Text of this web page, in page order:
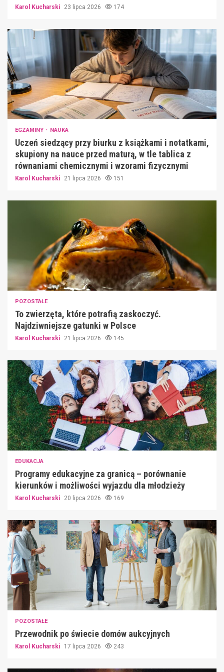
Karol Kucharski 23 lipca 2026 174
EGZAMINY NAUKA
Uczeń siedzący przy biurku z książkami i notatkami,
skupiony na nauce przed maturą, w tle tablica z
równaniami chemicznymi i wzorami fizycznymi
Karol Kucharski 21 lipca 2026 151
POZOSTAŁE
To zwierzęta, które potrafią zaskoczyć.
Najdziwniejsze gatunki w Polsce
Karol Kucharski 21 lipca 2026 145
EDUKACJA
Programy edukacyjne za granicą – porównanie
kierunków i możliwości wyjazdu dla młodzieży
Karol Kucharski 20 lipca 2026 169
POZOSTAŁE
Przewodnik po świecie domów aukcyjnych
Karol Kucharski 17 lipca 2026 243